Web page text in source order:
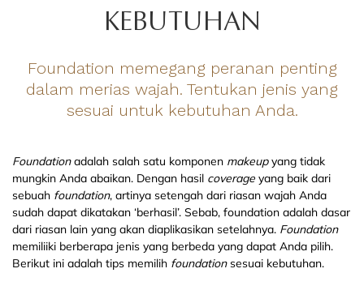
KEBUTUHAN
Foundation memegang peranan penting
dalam merias wajah. Tentukan jenis yang
sesuai untuk kebutuhan Anda.
Foundationadalah salah satu komponen makeupyang tidak
mungkin Anda abaikan. Dengan hasil coverage yang baik dari
sebuah foundation, artinya setengah dari riasan wajah Anda
sudah dapat dikatakan ‘berhasil’. Sebab, foundation adalah dasar
dari riasan lain yang akan diaplikasikan setelahnya. Foundation
memiliiki berberapa jenis yang berbeda yang dapat Anda pilih.
Berikut ini adalah tips memilih foundationsesuai kebutuhan.